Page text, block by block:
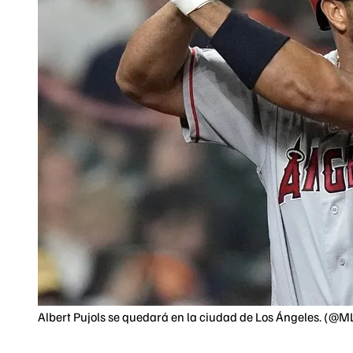
Albert Pujols se quedará en la ciudad de Los Ángeles.